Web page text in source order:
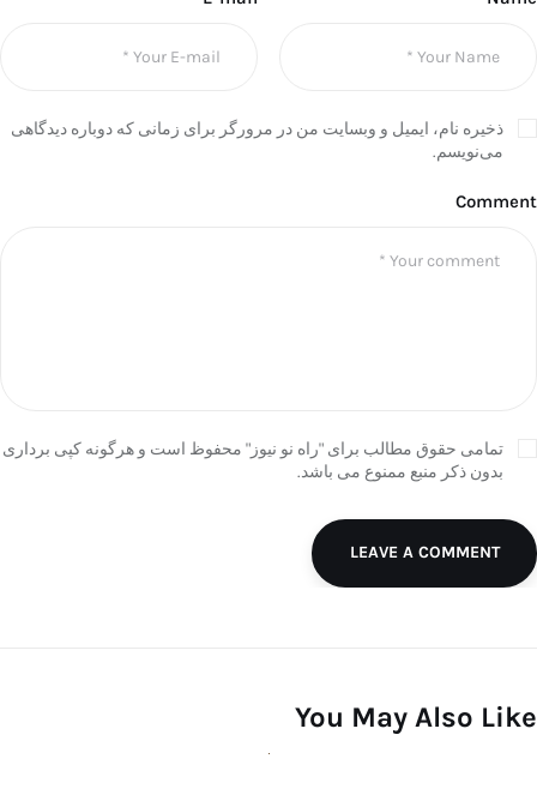
ذخیره نام، ایمیل و وبسایت من در مرورگر برای زمانی که دوباره دیدگاهی
می‌نویسم.
Comment
تمامی حقوق مطالب برای "راه نو نیوز" محفوظ است و هرگونه کپی برداری
بدون ذکر منبع ممنوع می باشد.
LEAVE A COMMENT
You May Also Like